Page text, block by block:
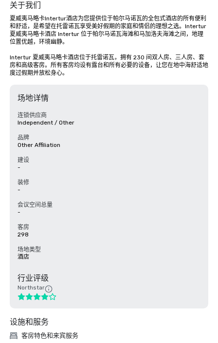
关于我们
夏威夷马略卡Intertur酒店为您提供位于帕尔马诺瓦的全包式酒店的所有便利
和舒适，是希望在托雷诺瓦享受美好假期的家庭和情侣的理想之选。Intertur
夏威夷马略卡酒店 Intertur 位于帕尔马诺瓦海滩和马加洛夫海滩之间，地理
位置优越，环境幽静。
Intertur 夏威夷马略卡酒店位于托雷诺瓦，拥有 230 间双人房、三人房、套
房和高级客房。所有客房均设有露台和所有必要的设备，让您在地中海舒适地
度过假期并放松身心。
场地详情
连锁供应商
Independent / Other
品牌
Other Affiliation
建设
-
装修
-
会议空间总量
-
客房
298
场地类型
酒店
行业评级
Northstar
设施和服务
客房特色和来宾服务